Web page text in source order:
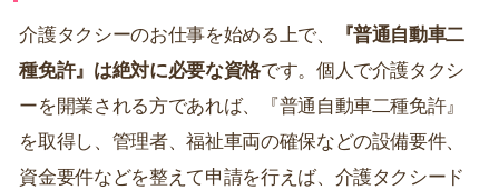
介護タクシーのお仕事を始める上で、
『普通自動車二
種免許』は絶対に必要な資格です。個人で介護タクシ
ーを開業される方であれば、『普通自動車二種免許』
を取得し、管理者、福祉車両の確保などの設備要件、
資金要件などを整えて申請を行えば、介護タクシード